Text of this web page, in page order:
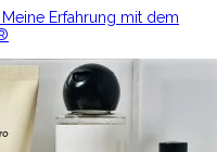
Erfahrung mit dem